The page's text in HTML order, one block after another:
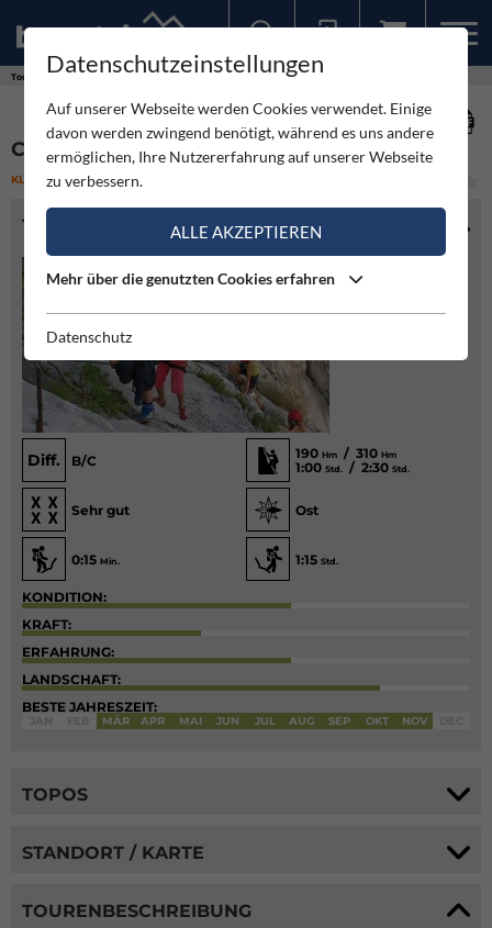
Touren
COLODRI FERRATA - KLETTERSTEIG
KLETTERSTEIG MITTEL
TOURENINFO
Diff. B/C 190 Hm / 310 Hm
1:00 Std. / 2:30 Std.
Sehr gut Ost
0:15 Min. 1:15 Std.
KONDITION:
KRAFT:
ERFAHRUNG:
LANDSCHAFT:
BESTE JAHRESZEIT:
MÄR APR MAI JUN JUL AUG SEP OKT NOV
TOPOS
STANDORT / KARTE
TOURENBESCHREIBUNG
Datenschutzeinstellungen
Auf unserer Webseite werden Cookies verwendet. Einige
davon werden zwingend benötigt, während es uns andere
ermöglichen, Ihre Nutzererfahrung auf unserer Webseite
zu verbessern.
ALLE AKZEPTIEREN
Mehr über die genutzten Cookies erfahren
Datenschutz